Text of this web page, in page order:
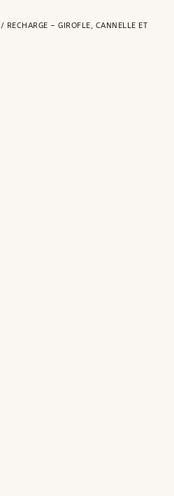
/ RECHARGE – GIROFLE, CANNELLE ET